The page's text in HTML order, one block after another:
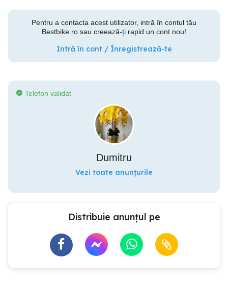
Pentru a contacta acest utilizator, intră în contul tău
Bestbike.ro sau creează-ți rapid un cont nou!
Intră în cont / Înregistrează-te
Telefon validat
Dumitru
Vezi toate anunțurile
Distribuie anunțul pe